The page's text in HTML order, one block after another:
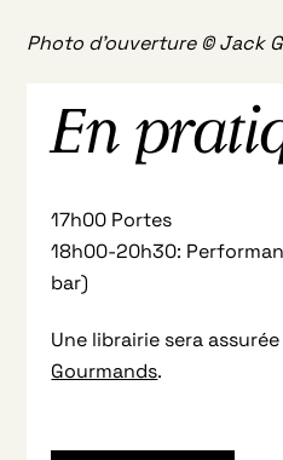
Photo d’ouverture © Jack
En
17h00 Portes
18h00-20h30:
bar)
Une librairie sera
Gourmands.